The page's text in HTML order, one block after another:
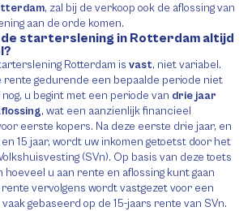
, zal bij de verkoop ook de aflossing van
aan de orde komen.
de starterslening in Rotterdam altijd
Rotterdam is vast, niet variabel.
rente gedurende een bepaalde periode niet
u begint met een periode van drie jaar
, wat een aanzienlijk financieel
eerste kopers. Na deze eerste drie jaar, en
15 jaar, wordt uw inkomen getoetst door het
(SVn). Op basis van deze toets
hoeveel u aan rente en aflossing kunt gaan
vervolgens wordt vastgezet voor een
gebaseerd op de 15-jaars rente van SVn.